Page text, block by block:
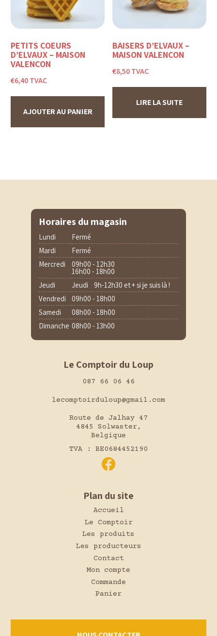
PETITS COEURS
D’ELVAUX – MAISON
VALENÇON
€6,40TVAC
AJOUTER AU PANIER
BAISERS D’ELVAUX –
MAISON VALENÇON
€8,50TVAC
LIRE LA SUITE
Horaires du magasin
Lundi
Fermé
Mardi
Fermé
Mercredi
09h00 - 12h30
16h00 - 18h00
Jeudi
Jeudi 9h-12h30 et + si je suis là !
Vendredi
09h00 - 18h00
Samedi
08h00 - 18h00
Dimanche 08h00 - 13h00
Le Comptoir du Loup
087 66 06 46
lecomptoirduloup@gmail.com
Route de Jalhay 47
4845 Solwaster,
Belgique
TVA : BE0684452190
Plan du site
Accueil
Le Comptoir
Les produits
Les producteurs
Contact
Mon compte
Commande
Panier